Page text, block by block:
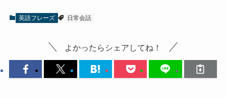
英語フレーズ 日常会話
よかったらシェアしてね！